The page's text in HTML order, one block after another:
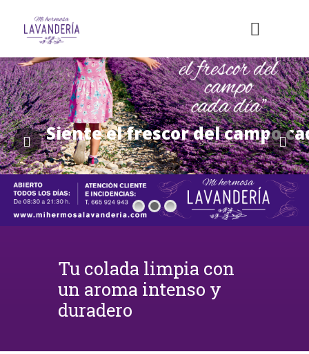
Siente el frescor del campo
Tu colada limpia con
un aroma intenso y
duradero